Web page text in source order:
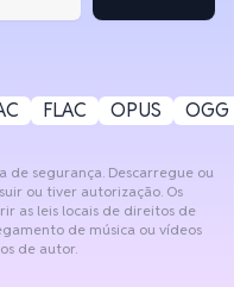
FLAC OPUS OGG
de segurança. Descarregue ou
ou tiver autorização. Os
as leis locais de direitos de
de música ou vídeos
de autor.